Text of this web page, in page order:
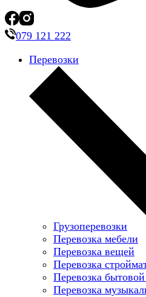
079 121 222
Перевозки
Грузоперевозки
Перевозка мебели
Перевозка вещей
Перевозка
Перевозка
Перевозка